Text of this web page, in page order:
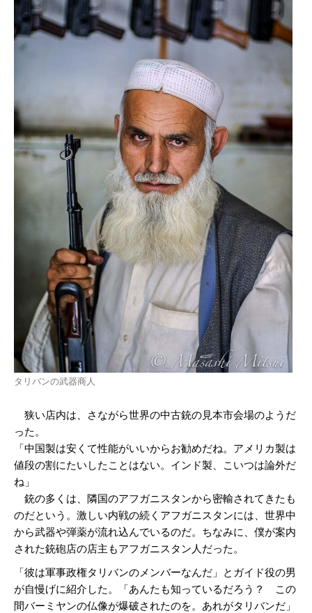
タリバンの武器商人
狭い店内は、さながら世界の中古銃の見本市会場のようだ
った。
「中国製は安くて性能がいいからお勧めだね。アメリカ製は
値段の割にたいしたことはない。インド製、こいつは論外だ
ね」
銃の多くは、隣国のアフガニスタンから密輸されてきたも
のだという。激しい内戦の続くアフガニスタンには、世界中
から武器や弾薬が流れ込んでいるのだ。ちなみに、僕が案内
された銃砲店の店主もアフガニスタン人だった。
「彼は軍事政権タリバンのメンバーなんだ」とガイド役の男
が自慢げに紹介した。「あんたも知っているだろう？ この
間バーミヤンの仏像が爆破されたのを。あれがタリバンだ」